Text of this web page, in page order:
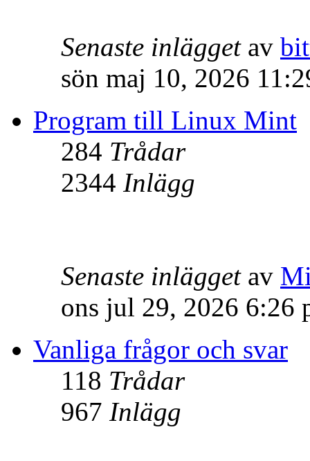
Senaste inläggetav
sön maj 10, 2026
Program till Linux Mint
284 Trådar
2344 Inlägg
Senaste inläggetav
ons jul 29, 2026 6:26
Vanliga frågor och svar
118 Trådar
967 Inlägg